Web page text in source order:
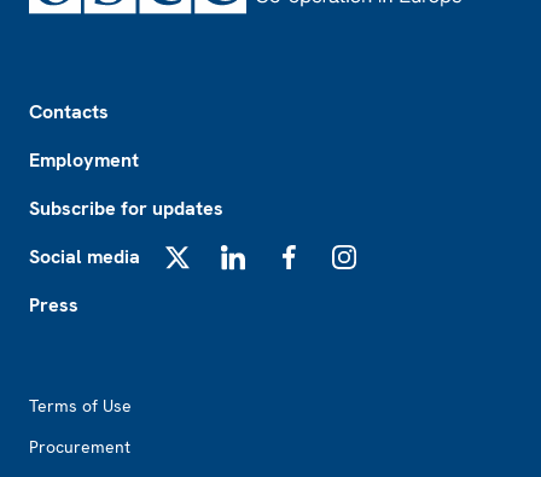
Contacts
Employment
Subscribe for updates
Social media
Press
Terms of Use
Procurement